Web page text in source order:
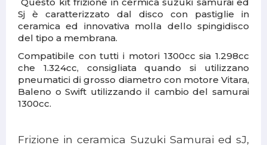
Questo kit frizione in cermica suzuki samurai ed
Sj è caratterizzato dal disco con pastiglie in
ceramica ed innovativa molla dello spingidisco
del tipo a membrana.
Compatibile con tutti i motori 1300cc sia 1.298cc
che 1.324cc, consigliata quando si utilizzano
pneumatici di grosso diametro con motore Vitara,
Baleno o Swift utilizzando il cambio del samurai
1300cc.
Frizione in ceramica Suzuki Samurai ed sJ,